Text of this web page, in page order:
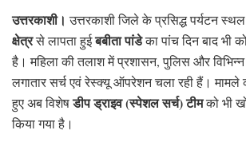
उत्तरकाशी। उत्तरकाशी जिले के प्रसिद्ध पर्यटन
क्षेत्रसे लापता हुईबबीता पांडेका पांच दिन बाद भी
है। महिला की तलाश में प्रशासन, पुलिस और
लगातार सर्च एवं रेस्क्यू ऑपरेशन चला रही हैं। मामले
हुए अब विशेषडीप ड्राइव (स्पेशल सर्च) टीमको भी
किया गया है।